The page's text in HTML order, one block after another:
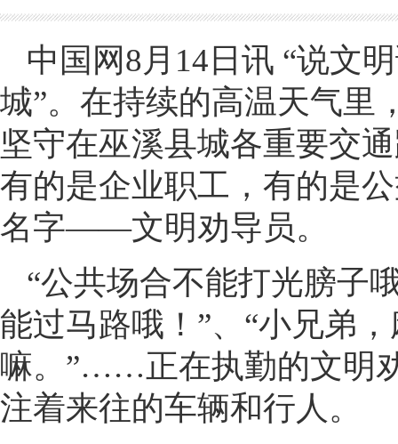
中国网8月14日讯 “说文
城”。在持续的高温天气里
坚守在巫溪县城各重要交
有的是企业职工，有的是
名字——文明劝导员。
“公共场合不能打光膀子
能过马路哦！”、“小兄弟
嘛。”……正在执勤的文明
注着来往的车辆和行人。